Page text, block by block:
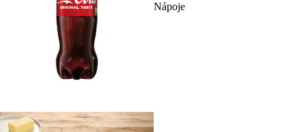
Nápoje